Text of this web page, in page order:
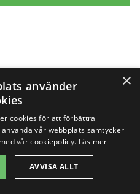
för
i andra
×
använder
cookies för att förbättra
vår webbplats samtycker
vår cookiepolicy. Läs mer
AVVISA ALLT